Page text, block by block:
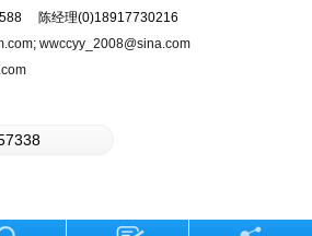
陈经理(0)18917730216
; wwccyy_2008@sina.com